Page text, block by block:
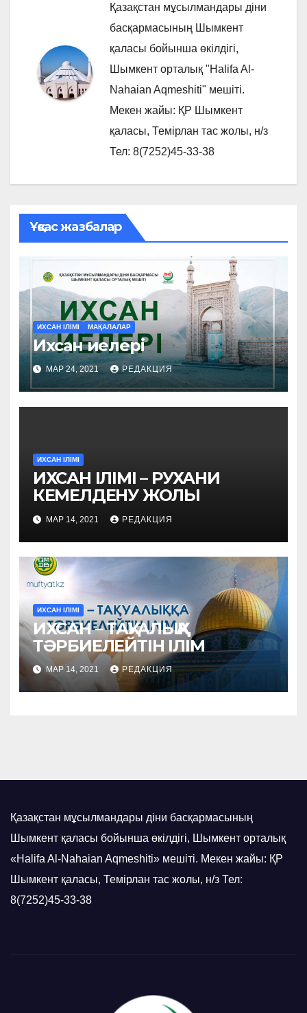
Қазақстан мұсылмандары діни
басқармасының Шымкент
қаласы бойынша өкілдігі,
Шымкент орталық "Halifa Al-
Nahaian Aqmeshiti" мешіті.
Мекен жайы: ҚР Шымкент
қаласы, Темірлан тас жолы, н/з
Тел: 8(7252)45-33-38
Ұқсас жазбалар
ИХСАН ІЛІМІ МАҚАЛАЛАР
Ихсан иелері
МАР 24, 2021 РЕДАКЦИЯ
ИХСАН ІЛІМІ
ИХСАН ІЛІМІ – РУХАНИ
КЕМЕЛДЕНУ ЖОЛЫ
МАР 14, 2021 РЕДАКЦИЯ
ИХСАН ІЛІМІ
ИХСАН – ТАҚУАЛЫҚҚА
ТӘРБИЕЛЕЙТІН ІЛІМ
МАР 14, 2021 РЕДАКЦИЯ
Қазақстан мұсылмандары діни басқармасының
Шымкент қаласы бойынша өкілдігі, Шымкент орталық
«Halifa Al-Nahaian Aqmeshiti» мешіті. Мекен жайы: ҚР
Шымкент қаласы, Темірлан тас жолы, н/з Тел:
8(7252)45-33-38